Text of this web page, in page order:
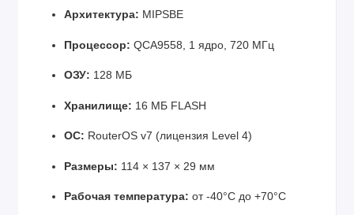
Архитектура: MIPSBE
Процессор: QCA9558, 1 ядро, 720 МГц
ОЗУ: 128 МБ
Хранилище: 16 МБ FLASH
ОС: RouterOS v7 (лицензия Level 4)
Размеры: 114 × 137 × 29 мм
Рабочая температура: от -40°C до +70°C